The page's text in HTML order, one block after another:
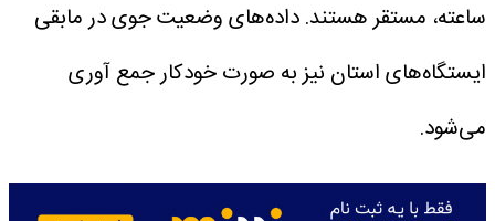
ساعته، مستقر هستند.داده‌های وضعیت جوی در مابقی
ایستگاه‌های استان نیز به صورت خودکار جمع آوری
می‌شود.